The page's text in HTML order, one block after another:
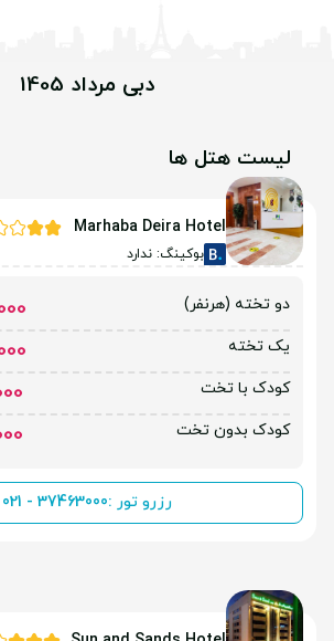
دبی مرداد 1405
لیست هتل ها
Marhaba Deira Hotel
بوکینگ: ندارد
دو تخته (هرنفر)
یک تخته
کودک با تخت
کودک بدون تخت
رزرو تور :021 - 37463000